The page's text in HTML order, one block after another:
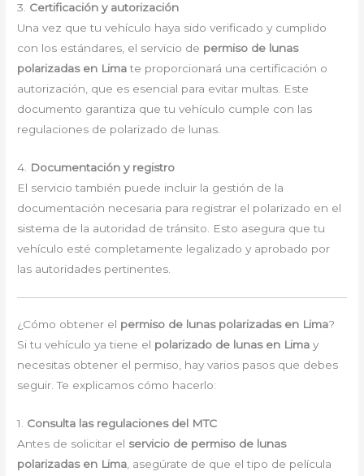
3. Certificación y autorización
Una vez que tu vehículo haya sido verificado y cumplido
con los estándares, el servicio de permiso de lunas
polarizadas en Limate proporcionará una certificación o
autorización, que es esencial para evitar multas. Este
documento garantiza que tu vehículo cumple con las
regulaciones de polarizado de lunas.
4. Documentación y registro
El servicio también puede incluir la gestión de la
documentación necesaria para registrar el polarizado en el
sistema de la autoridad de tránsito. Esto asegura que tu
vehículo esté completamente legalizado y aprobado por
las autoridades pertinentes.
¿Cómo obtener el permiso de lunas polarizadas en Lima?
Si tu vehículo ya tiene el polarizado de lunas en Lima y
necesitas obtener el permiso, hay varios pasos que debes
seguir. Te explicamos cómo hacerlo:
1. Consulta las regulaciones del MTC
Antes de solicitar el servicio de permiso de lunas
polarizadas en Lima, asegúrate de que el tipo de película